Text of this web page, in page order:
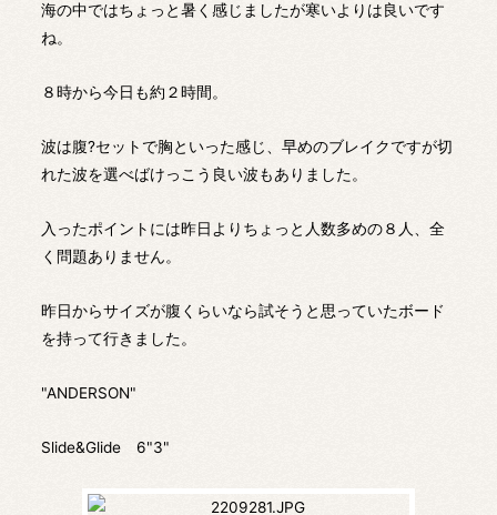
海の中ではちょっと暑く感じましたが寒いよりは良いです
ね。
８時から今日も約２時間。
波は腹?セットで胸といった感じ、早めのブレイクですが切
れた波を選べばけっこう良い波もありました。
入ったポイントには昨日よりちょっと人数多めの８人、全
く問題ありません。
昨日からサイズが腹くらいなら試そうと思っていたボード
を持って行きました。
"ANDERSON"
Slide&Glide 6"3"